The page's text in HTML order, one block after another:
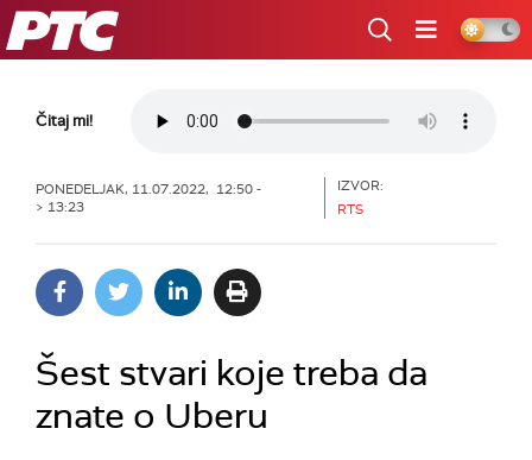
RTS
Čitaj mi!
PONEDELJAK, 11.07.2022, 12:50 -
> 13:23
IZVOR:
RTS
Šest stvari koje treba da
znate o Uberu